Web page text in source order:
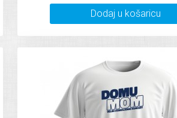
Dodaj u košaricu